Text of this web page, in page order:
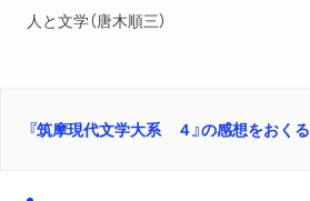
人と文学（唐木順三）
『筑摩現代文学大系 ４』の感想をおくる